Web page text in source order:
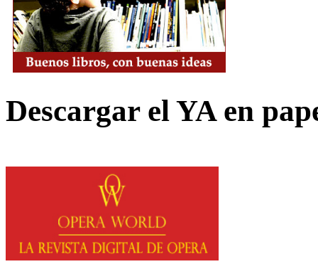
Descargar el YA en